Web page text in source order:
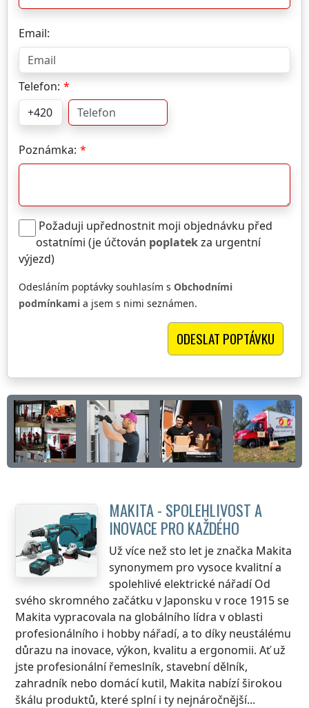
Email:
Telefon:
Poznámka:
Požaduji upřednostnit moji objednávku před
ostatními (je účtován poplatekza urgentní
výjezd)
Odesláním poptávky souhlasím s Obchodními
podmínkami a jsem s nimi seznámen.
MAKITA - SPOLEHLIVOST A
INOVACE PRO KAŽDÉHO
Už více než sto let je značka Makita
synonymem pro vysoce kvalitní a
spolehlivé elektrické nářadí Od
svého skromného začátku v Japonsku v roce 1915 se
Makita vypracovala na globálního lídra v oblasti
profesionálního i hobby nářadí, a to díky neustálému
důrazu na inovace, výkon, kvalitu a ergonomii. Ať už
jste profesionální řemeslník, stavební dělník,
zahradník nebo domácí kutil, Makita nabízí širokou
škálu produktů, které splní i ty nejnáročnější...